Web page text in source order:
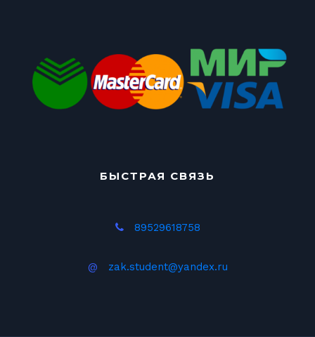
БЫСТРАЯ СВЯЗЬ
89529618758
@ zak.student@yandex.ru